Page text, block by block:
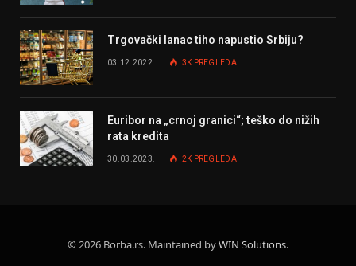
Trgovački lanac tiho napustio Srbiju?
03.12.2022. 3K PREGLEDA
Euribor na „crnoj granici“; teško do nižih
rata kredita
30.03.2023. 2K PREGLEDA
© 2026 Borba.rs. Maintained byWIN Solutions.